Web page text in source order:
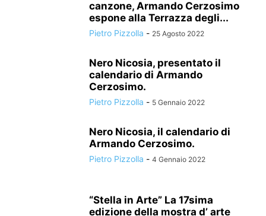
canzone, Armando Cerzosimo
espone alla Terrazza degli...
Pietro Pizzolla - 25 Agosto 2022
Nero Nicosia, presentato il
calendario di Armando
Cerzosimo.
Pietro Pizzolla - 5 Gennaio 2022
Nero Nicosia, il calendario di
Armando Cerzosimo.
Pietro Pizzolla - 4 Gennaio 2022
“Stella in Arte” La 17sima
edizione della mostra d’ arte